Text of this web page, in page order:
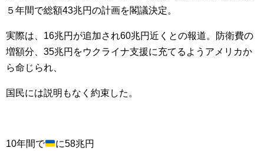
５年間で総額43兆円の計画を閣議決定。
実際は、16兆円が追加され60兆円近くとの報道。防衛費の
増額分、35兆円をウクライナ支援に充てるようアメリカか
ら命じられ、
国民には説明もなく約束した。
10年間で に58兆円